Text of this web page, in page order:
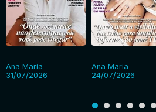
Ana Maria -
31/07/2026
Ana Maria -
24/07/2026